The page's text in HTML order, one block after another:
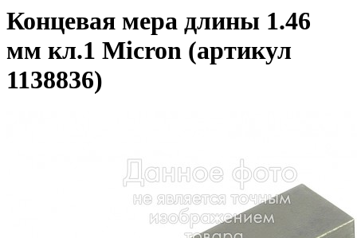
Концевая мера длины 1.46
мм кл.1 Micron (артикул
1138836)